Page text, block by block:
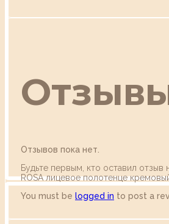
Отзывов пока нет.
Будьте первым, кто оставил отзыв
ROSA лицевое полотенце
You must be logged in to post a